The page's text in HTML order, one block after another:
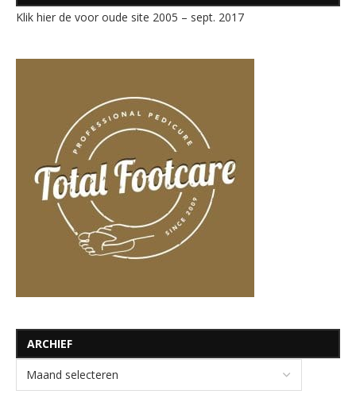
Klik hier de voor oude site 2005 – sept. 2017
ARCHIEF